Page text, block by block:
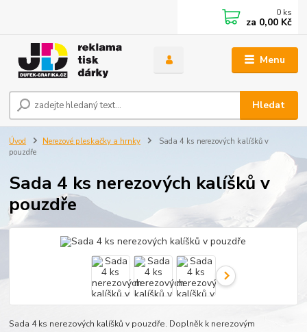
Menu
Hledat
0 ks
za 0,00 Kč
Úvod Nerezové pleskačky a hrnky
Sada 4 ks nerezových kalíšků v
pouzdře
Sada 4 ks nerezových kalíšků v
pouzdře
Sada 4 ks nerezových kalíšků v pouzdře. Doplněk k nerezovým